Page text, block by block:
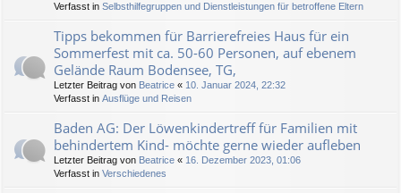
Verfasst in Selbsthilfegruppen und Dienstleistungen für betroffene Eltern
Tipps bekommen für Barrierefreies Haus für ein
Sommerfest mit ca. 50-60 Personen, auf ebenem
Gelände Raum Bodensee, TG,
Letzter Beitrag von Beatrice « 10. Januar 2024, 22:32
Verfasst in Ausflüge und Reisen
Baden AG: Der Löwenkindertreff für Familien mit
behindertem Kind- möchte gerne wieder aufleben
Letzter Beitrag von Beatrice « 16. Dezember 2023, 01:06
Verfasst in Verschiedenes